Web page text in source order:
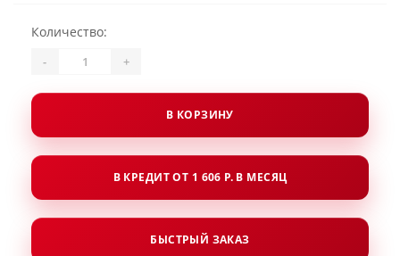
Количество:
- +
В КОРЗИНУ
В КРЕДИТ ОТ 1 606 Р. В МЕСЯЦ
БЫСТРЫЙ ЗАКАЗ